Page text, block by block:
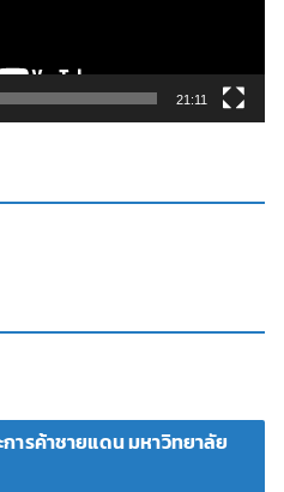
21:11
ารค้าชายแดน มหาวิทยาลัย